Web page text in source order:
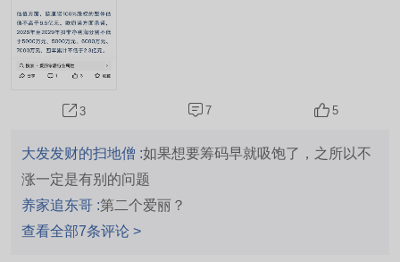
3 7 5
大发发财的扫地僧 :如果想要筹码早就吸饱了，之所以不
涨一定是有别的问题
养家追东哥 :第二个爱丽？
查看全部7条评论 >